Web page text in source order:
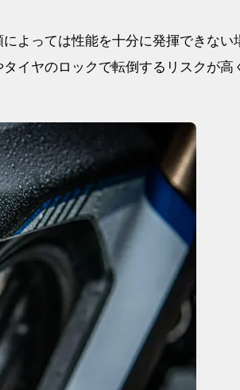
よっては性能を十分に発揮できない
イヤのロックで転倒するリスクが高